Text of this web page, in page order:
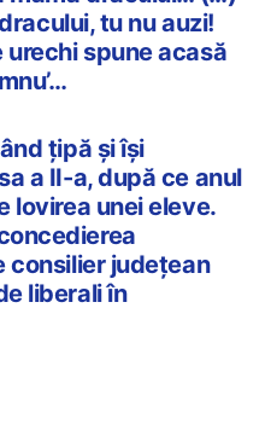
tu nu auzi!
spune acasă
țipă și își
a II-a, după ce anul
lovirea unei eleve.
consilier județean
liberali în